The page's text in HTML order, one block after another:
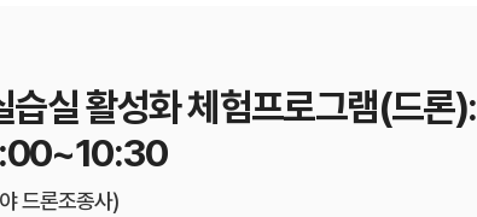
실 활성화 체험프로그램(드론):
드론조종사)